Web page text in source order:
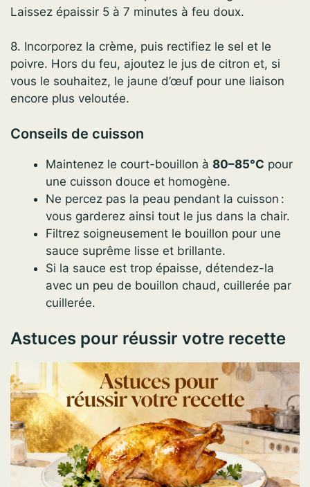
Laissez épaissir 5 à 7 minutes à feu doux.
8. Incorporez la crème, puis rectifiez le sel et le
poivre. Hors du feu, ajoutez le jus de citron et, si
vous le souhaitez, le jaune d’œuf pour une liaison
encore plus veloutée.
Conseils de cuisson
Maintenez le court-bouillon à 80–85°C pour
une cuisson douce et homogène.
Ne percez pas la peau pendant la cuisson :
vous garderez ainsi tout le jus dans la chair.
Filtrez soigneusement le bouillon pour une
sauce suprême lisse et brillante.
Si la sauce est trop épaisse, détendez-la
avec un peu de bouillon chaud, cuillerée par
cuillerée.
Astuces pour réussir votre recette